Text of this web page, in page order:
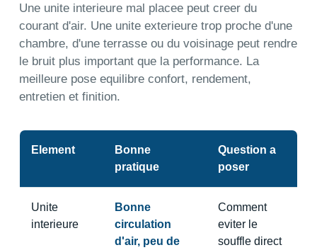
Une unite interieure mal placee peut creer du
courant d'air. Une unite exterieure trop proche d'une
chambre, d'une terrasse ou du voisinage peut rendre
le bruit plus important que la performance. La
meilleure pose equilibre confort, rendement,
entretien et finition.
Element
Bonne
pratique
Question a
poser
Unite
interieure
Bonne
circulation
d'air, peu de
Comment
eviter le
souffle direct